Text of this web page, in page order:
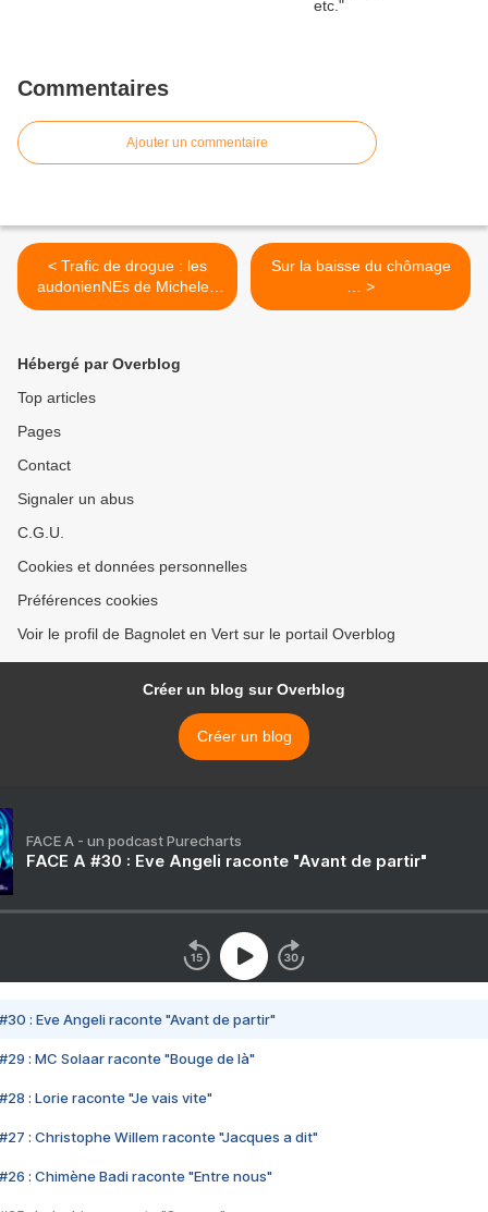
Commentaires
Ajouter un commentaire
< Trafic de drogue : les
audonienNEs de Michelet-
Bauer et le mur
Sur la baisse du chômage
… >
Hébergé par Overblog
Top articles
Pages
Contact
Signaler un abus
C.G.U.
Cookies et données personnelles
Préférences cookies
Voir le profil de Bagnolet en Vert sur le portail Overblog
Créer un blog sur Overblog
Créer un blog
FACE A - un podcast Purecharts
FACE A #30 : Eve Angeli raconte "Avant de partir"
#30 : Eve Angeli raconte "Avant de partir"
#29 : MC Solaar raconte "Bouge de là"
#28 : Lorie raconte "Je vais vite"
#27 : Christophe Willem raconte "Jacques a dit"
#26 : Chimène Badi raconte "Entre nous"